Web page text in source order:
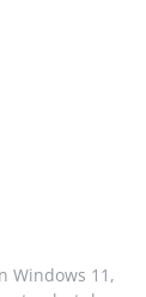
Windows 11,